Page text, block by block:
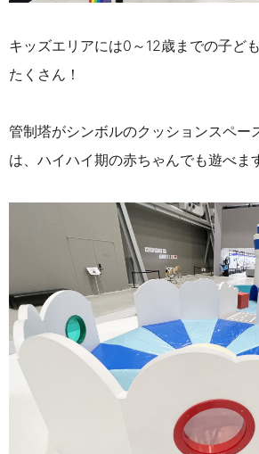
キッズエリアには0～12歳までの子ど
たくさん！
管制塔がシンボルのクッションスペー
は、ハイハイ期の赤ちゃんでも遊べま